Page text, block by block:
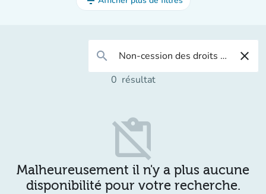
search close
0 résultat
content_paste_off
Malheureusement il n'y a plus aucune
disponibilité pour votre recherche.